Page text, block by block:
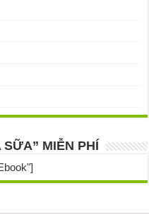
MIỄN PHÍ